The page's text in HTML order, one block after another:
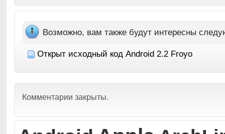
Возможно, вам также будут интересны
Открыт исходный код Android 2.2 Froyo
Комментарии закрыты.